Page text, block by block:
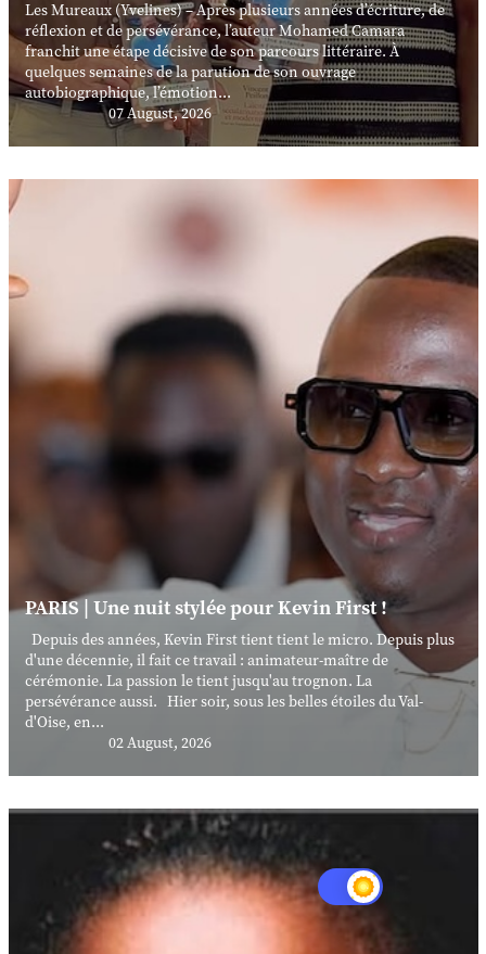
Les Mureaux (Yvelines) – Après plusieurs années d’écriture, de
réflexion et de persévérance, l’auteur Mohamed Camara
franchit une étape décisive de son parcours littéraire. À
quelques semaines de la parution de son ouvrage
autobiographique, l’émotion...
07 August, 2026
PARIS | Une nuit stylée pour Kevin First !
Depuis des années, Kevin First tient tient le micro. Depuis plus
d'une décennie, il fait ce travail : animateur-maître de
cérémonie. La passion le tient jusqu'au trognon. La
persévérance aussi. Hier soir, sous les belles étoiles du Val-
d'Oise, en...
02 August, 2026